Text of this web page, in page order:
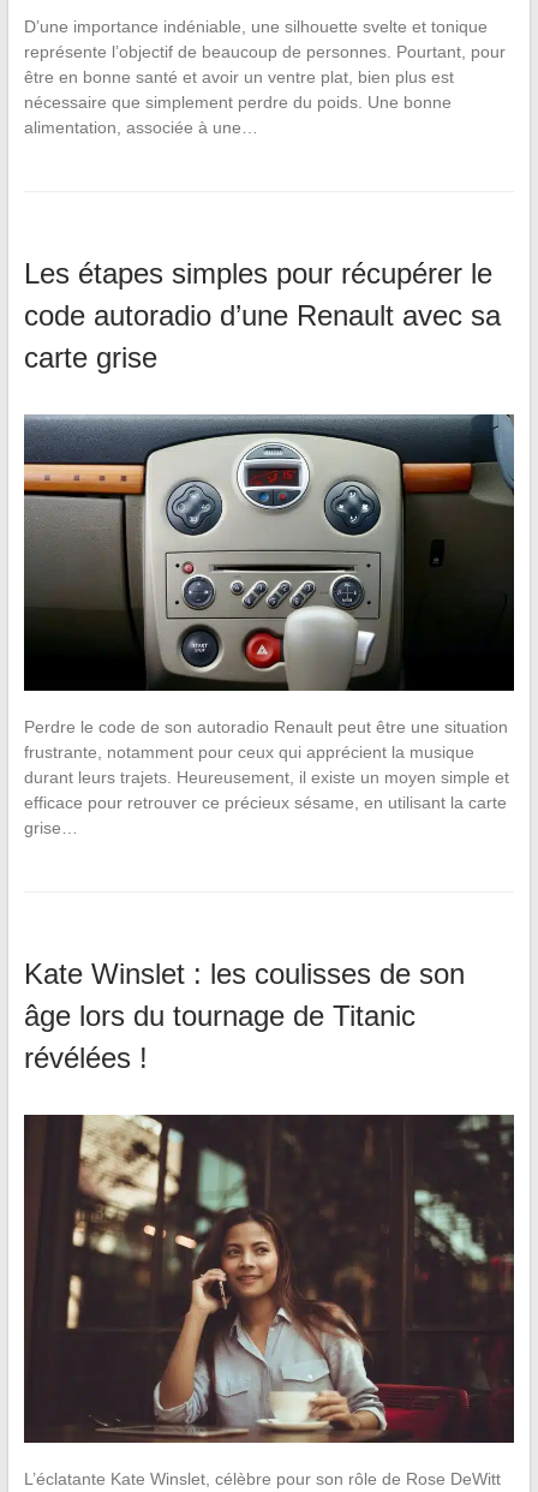
D’une importance indéniable, une silhouette svelte et tonique
représente l’objectif de beaucoup de personnes. Pourtant, pour
être en bonne santé et avoir un ventre plat, bien plus est
nécessaire que simplement perdre du poids. Une bonne
alimentation, associée à une…
Les étapes simples pour récupérer le
code autoradio d’une Renault avec sa
carte grise
Perdre le code de son autoradio Renault peut être une situation
frustrante, notamment pour ceux qui apprécient la musique
durant leurs trajets. Heureusement, il existe un moyen simple et
efficace pour retrouver ce précieux sésame, en utilisant la carte
grise…
Kate Winslet : les coulisses de son
âge lors du tournage de Titanic
révélées !
L’éclatante Kate Winslet, célèbre pour son rôle de Rose DeWitt